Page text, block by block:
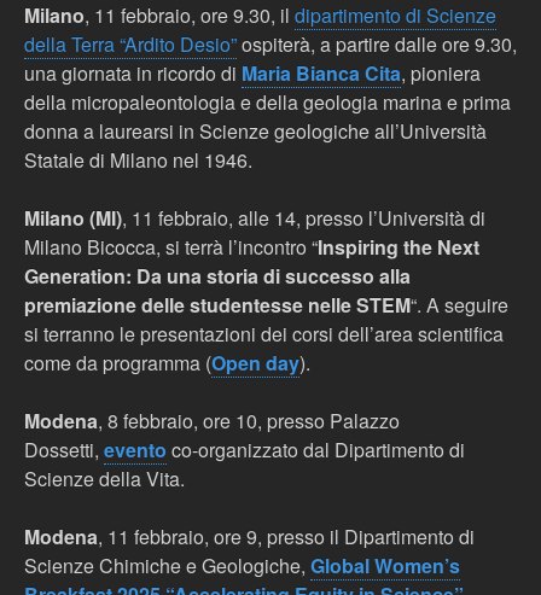
Milano, 11 febbraio, ore 9.30, il dipartimento di Scienze
della Terra “Ardito Desio”ospiterà, a partire dalle ore 9.30,
una giornata in ricordo di Maria Bianca Cita, pioniera
della micropaleontologia e della geologia marina e prima
donna a laurearsi in Scienze geologiche all’Università
Statale di Milano nel 1946.
Milano (MI), 11 febbraio, alle 14, presso l’Università di
Milano Bicocca, si terrà l’incontro “Inspiring the Next
Generation: Da una storia di successo alla
premiazione delle studentesse nelle STEM“. A seguire
si terranno le presentazioni dei corsi dell’area scientifica
come da programma (Open day).
Modena, 8 febbraio, ore 10, presso Palazzo
Dossetti, evento co-organizzato dal Dipartimento di
Scienze della Vita.
Modena, 11 febbraio, ore 9, presso il Dipartimento di
Scienze Chimiche e Geologiche, Global Women’s